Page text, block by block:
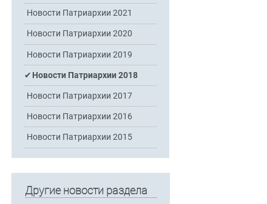
Новости Патриархии 2021
Новости Патриархии 2020
Новости Патриархии 2019
Новости Патриархии 2018
Новости Патриархии 2017
Новости Патриархии 2016
Новости Патриархии 2015
Другие новости раздела